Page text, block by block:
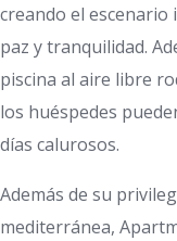
creando el
paz y tranquilidad.
piscina al aire libre
los huéspedes
días calurosos.
Además de su
mediterránea,